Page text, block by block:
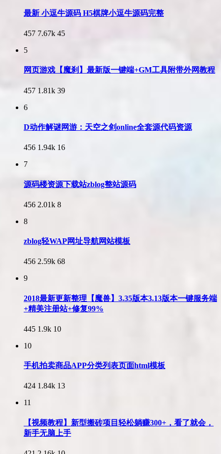
最新 小逗牛源码 H5棋牌小逗牛源码完整
457 7.67k 45
5
网页游戏【魔刹】最新版一键端+GM工具附带外网教程
457 1.81k 39
6
D动作解谜网游：天空之剑online全套源代码资源
456 1.94k 16
7
源码楼资源下载站zblog整站源码
456 2.01k 8
8
zblog轻WAP网址导航网站模板
456 2.59k 68
9
2018最新更新整理【魔兽】3.35版本3.13版本一键服务端
+精美注册站+修复99%
445 1.9k 10
10
手机拍卖商品APP分类列表页面html模板
424 1.84k 13
11
【视频教程】新型搬砖项目轻松躺赚300+，看了就会，
新手无脑上手